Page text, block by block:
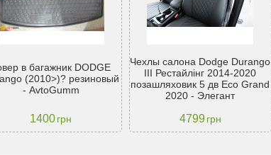
в багажник DODGE
(2010>)? резиновый
- AvtoGumm
1400грн
Чехлы салона Dodge Durango
III Рестайлінг 2014-2020
позашляховик 5 дв Eco Grand
2020 - Элегант
4799грн